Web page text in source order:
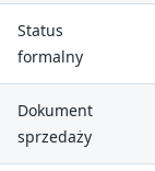
Status
formalny
Dokument
sprzedaży